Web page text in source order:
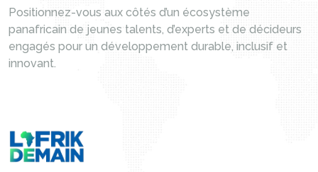
Positionnez-vous aux côtés d’un écosystème
panafricain de jeunes talents, d’experts et de décideurs
engagés pour un développement durable, inclusif et
innovant.